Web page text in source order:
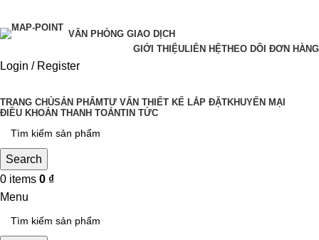
VĂN PHÒNG GIAO DỊCH
GIỚI THIỆULIÊN HỆTHEO DÕI ĐƠN HÀNG
Login / Register
TRANG CHỦSẢN PHẨMTƯ VẤN THIẾT KẾ LẮP ĐẶTKHUYẾN MẠI
ĐIỀU KHOẢN THANH TOÁNTIN TỨC
Search
0 items 0 ₫
Menu